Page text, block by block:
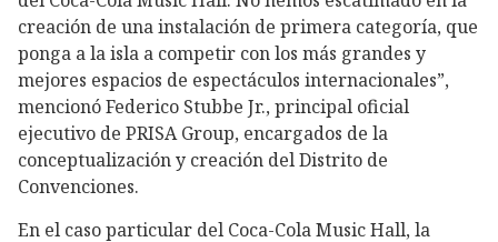
creación de una instalación de primera categoría, que
ponga a la isla a competir con los más grandes y
mejores espacios de espectáculos internacionales”,
mencionó Federico Stubbe Jr., principal oficial
ejecutivo de PRISA Group, encargados de la
conceptualización y creación del Distrito de
Convenciones.
En el caso particular del Coca-Cola Music Hall, la